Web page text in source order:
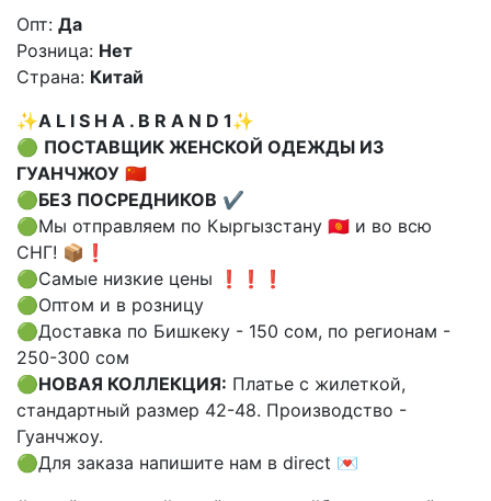
Опт: Да
Розница: Нет
Страна: Китай
✨A L I S H A . B R A N D 1✨
🟢 ПОСТАВЩИК ЖЕНСКОЙ ОДЕЖДЫ ИЗ
ГУАНЧЖОУ 🇨🇳
🟢БЕЗ ПОСРЕДНИКОВ ✔️
🟢Мы отправляем по Кыргызстану 🇰🇬 и во всю
СНГ! 📦❗️
🟢Самые низкие цены ❗️❗️❗️
🟢Оптом и в розницу
🟢Доставка по Бишкеку - 150 сом, по регионам -
250-300 сом
🟢НОВАЯ КОЛЛЕКЦИЯ: Платье с жилеткой,
стандартный размер 42-48. Производство -
Гуанчжоу.
🟢Для заказа напишите нам в direct 💌